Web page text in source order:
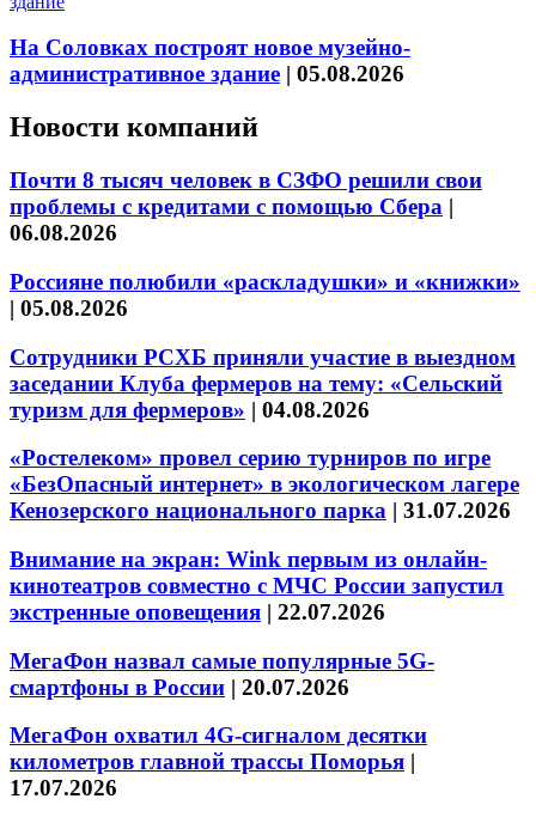
На Соловках построят новое музейно-
административное здание | 05.08.2026
Новости компаний
Почти 8 тысяч человек в СЗФО решили свои
проблемы с кредитами с помощью Сбера |
06.08.2026
Россияне полюбили «раскладушки» и «книжки»
| 05.08.2026
Сотрудники РСХБ приняли участие в выездном
заседании Клуба фермеров на тему: «Сельский
туризм для фермеров» | 04.08.2026
«Ростелеком» провел серию турниров по игре
«БезОпасный интернет» в экологическом лагере
Кенозерского национального парка | 31.07.2026
Внимание на экран: Wink первым из онлайн-
кинотеатров совместно с МЧС России запустил
экстренные оповещения | 22.07.2026
МегаФон назвал самые популярные 5G-
смартфоны в России | 20.07.2026
МегаФон охватил 4G-сигналом десятки
километров главной трассы Поморья |
17.07.2026